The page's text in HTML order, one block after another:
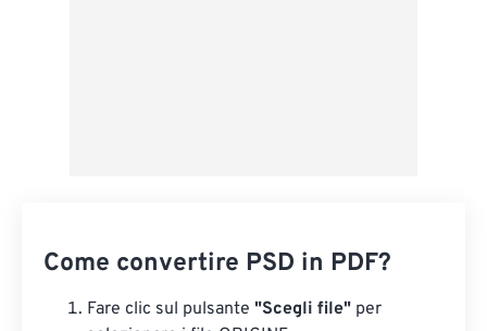
Come convertire PSD in PDF?
Fare clic sul pulsante "Scegli file" per